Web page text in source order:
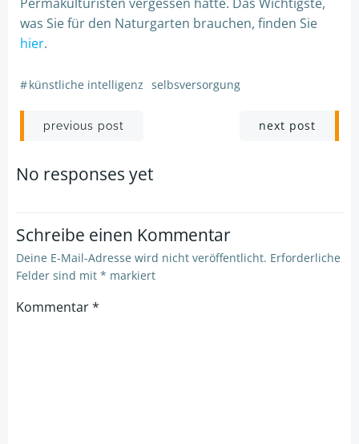
was Sie für den Naturgarten brauchen, finden Sie
hier.
#künstliche intelligenz selbsversorgung
Post
navigation
previous post next post
No responses yet
Schreibe einen Kommentar
Deine E-Mail-Adresse wird nicht veröffentlicht. Erforderliche
Felder sind mit * markiert
Kommentar*